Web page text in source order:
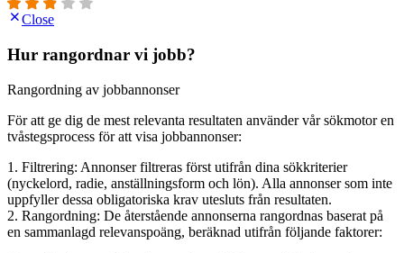
Close
Hur rangordnar vi jobb?
Rangordning av jobbannonser
För att ge dig de mest relevanta resultaten använder vår sökmotor en
tvåstegsprocess för att visa jobbannonser:
1. Filtrering: Annonser filtreras först utifrån dina sökkriterier
(nyckelord, radie, anställningsform och lön). Alla annonser som inte
uppfyller dessa obligatoriska krav utesluts från resultaten.
2. Rangordning: De återstående annonserna rangordnas baserat på
en sammanlagd relevanspoäng, beräknad utifrån följande faktorer: